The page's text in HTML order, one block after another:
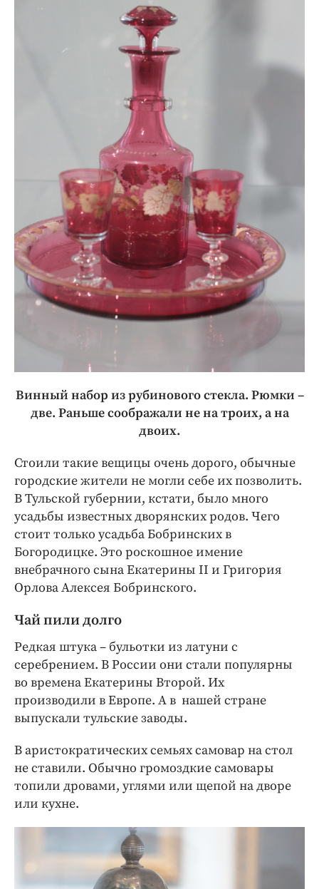
Винный набор из рубинового стекла. Рюмки –
две. Раньше соображали не на троих, а на
двоих.
Стоили такие вещицы очень дорого, обычные
городские жители не могли себе их позволить.
В Тульской губернии, кстати, было много
усадьбы известных дворянских родов. Чего
стоит только усадьба Бобринских в
Богородицке. Это роскошное имение
внебрачного сына Екатерины II и Григория
Орлова Алексея Бобринского.
Чай пили долго
Редкая штука – бульотки из латуни с
серебрением. В России они стали популярны
во времена Екатерины Второй. Их
производили в Европе. А в нашей стране
выпускали тульские заводы.
В аристократических семьях самовар на стол
не ставили. Обычно громоздкие самовары
топили дровами, углями или щепой на дворе
или кухне.